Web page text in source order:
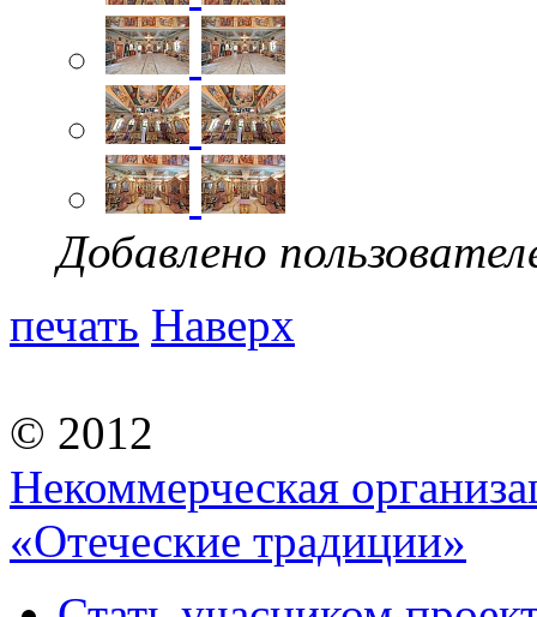
Добавлено
печать Наверх
© 2012
Некоммерческая
«Отеческие традиции»